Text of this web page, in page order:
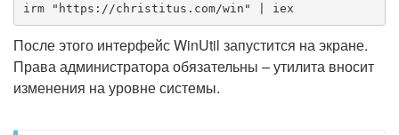
irm "https://christitus.com/win" | iex
После этого интерфейс WinUtil запустится на экране.
Права администратора обязательны – утилита вносит
изменения на уровне системы.